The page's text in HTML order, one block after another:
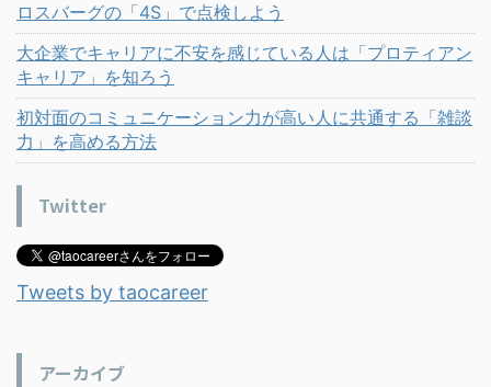
ロスバーグの「4S」で点検しよう
大企業でキャリアに不安を感じている人は「プロティアン
キャリア」を知ろう
初対面のコミュニケーション力が高い人に共通する「雑談
力」を高める方法
Twitter
Tweets by taocareer
アーカイブ